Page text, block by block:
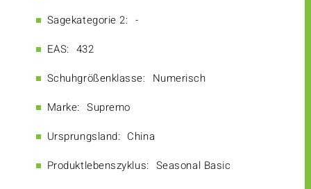
Sagekategorie 2: -
EAS: 432
Schuhgrößenklasse: Numerisch
Marke: Supremo
Ursprungsland: China
Produktlebenszyklus: Seasonal Basic